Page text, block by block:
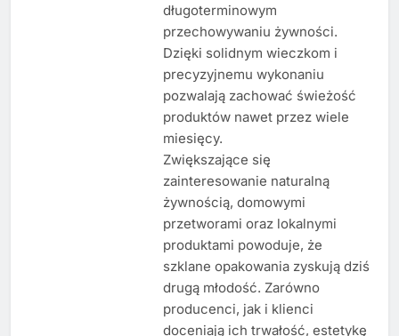
długoterminowym
przechowywaniu żywności.
Dzięki solidnym wieczkom i
precyzyjnemu wykonaniu
pozwalają zachować świeżość
produktów nawet przez wiele
miesięcy.
Zwiększające się
zainteresowanie naturalną
żywnością, domowymi
przetworami oraz lokalnymi
produktami powoduje, że
szklane opakowania zyskują dziś
drugą młodość. Zarówno
producenci, jak i klienci
doceniają ich trwałość, estetykę